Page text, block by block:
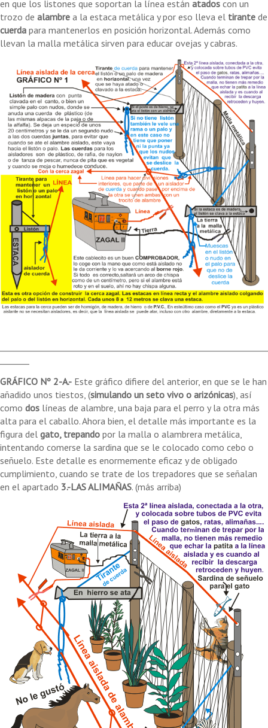
en que los listones que soportan la línea están atados con un
trozo de alambre a la estaca metálica y por eso lleva el tirante de
cuerda para mantenerlos en posición horizontal. Además como
llevan la malla metálica sirven para educar ovejas y cabras.
GRÁFICO Nº 2-A.- Este gráfico difiere del anterior, en que se le han
añadido unos tiestos, (simulando un seto vivo o arizónicas), así
como dos líneas de alambre, una baja para el perro y la otra más
alta para el caballo. Ahora bien, el detalle más importante es la
figura del gato, trepando por la malla o alambrera metálica,
intentando comerse la sardina que se le colocado como cebo o
señuelo. Este detalle es enormemente eficaz y de obligado
cumplimiento, cuando se trate de los trepadores que se señalan
en el apartado 3.-LAS ALIMAÑAS. (más arriba)